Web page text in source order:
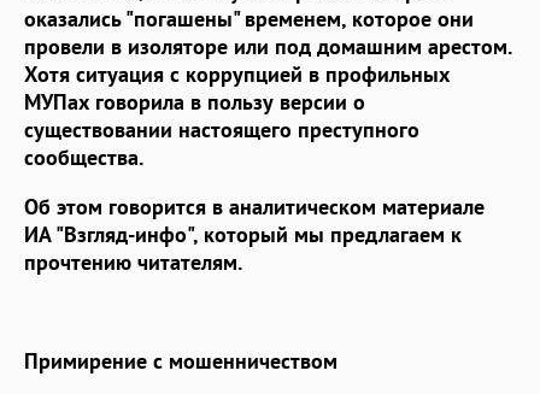
оказались "погашены" временем, которое они
провели в изоляторе или под домашним арестом.
Хотя ситуация с коррупцией в профильных
МУПах говорила в пользу версии о
существовании настоящего преступного
сообщества.
Об этом говорится в аналитическом материале
ИА "Взгляд-инфо", который мы предлагаем к
прочтению читателям.
Примирение с мошенничеством